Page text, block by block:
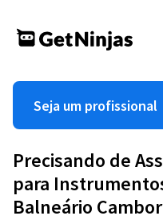
Seja um profissional
Precisando de
para
Balneário